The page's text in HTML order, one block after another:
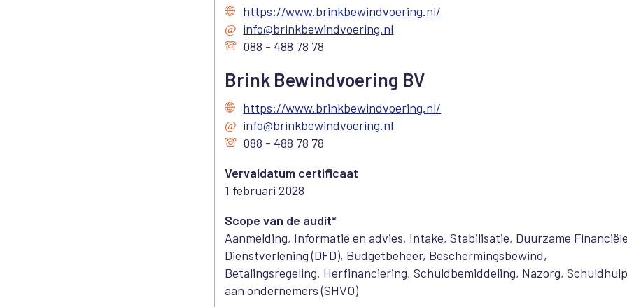
https://www.brinkbewindvoering.nl/
info@brinkbewindvoering.nl
088 - 488 78 78
Brink Bewindvoering BV
https://www.brinkbewindvoering.nl/
info@brinkbewindvoering.nl
088 - 488 78 78
Vervaldatum certificaat
1 februari 2028
Scope van de audit*
Aanmelding, Informatie en advies, Intake, Stabilisatie, Duurzame
Dienstverlening (DFD), Budgetbeheer, Beschermingsbewind,
Betalingsregeling, Herfinanciering, Schuldbemiddeling, Nazorg,
aan ondernemers (SHVO)